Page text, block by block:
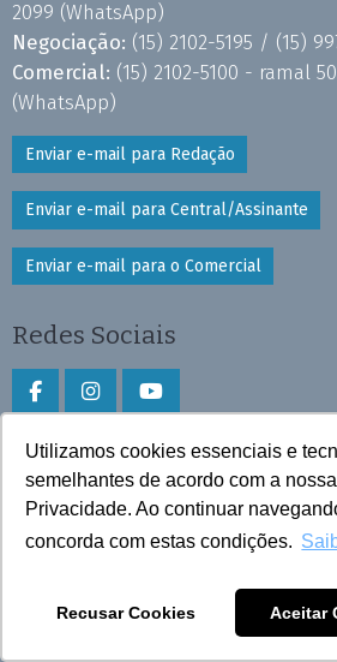
Utilizamos cookies essenciais e
semelhantes de acordo com a
Privacidade. Ao continuar
concorda com estas condições.
Recusar Cookies Aceitar
2099 (WhatsApp)
Negociação: (15) 2102-5195 / (15)
Comercial: (15) 2102-5100 - ramal
(WhatsApp)
Enviar e-mail para Redação
Enviar e-mail para Central/Assinante
Enviar e-mail para o Comercial
Redes Sociais
Faça download do aplicativo
Play Store e App Store
Todos os direitos reservados ©